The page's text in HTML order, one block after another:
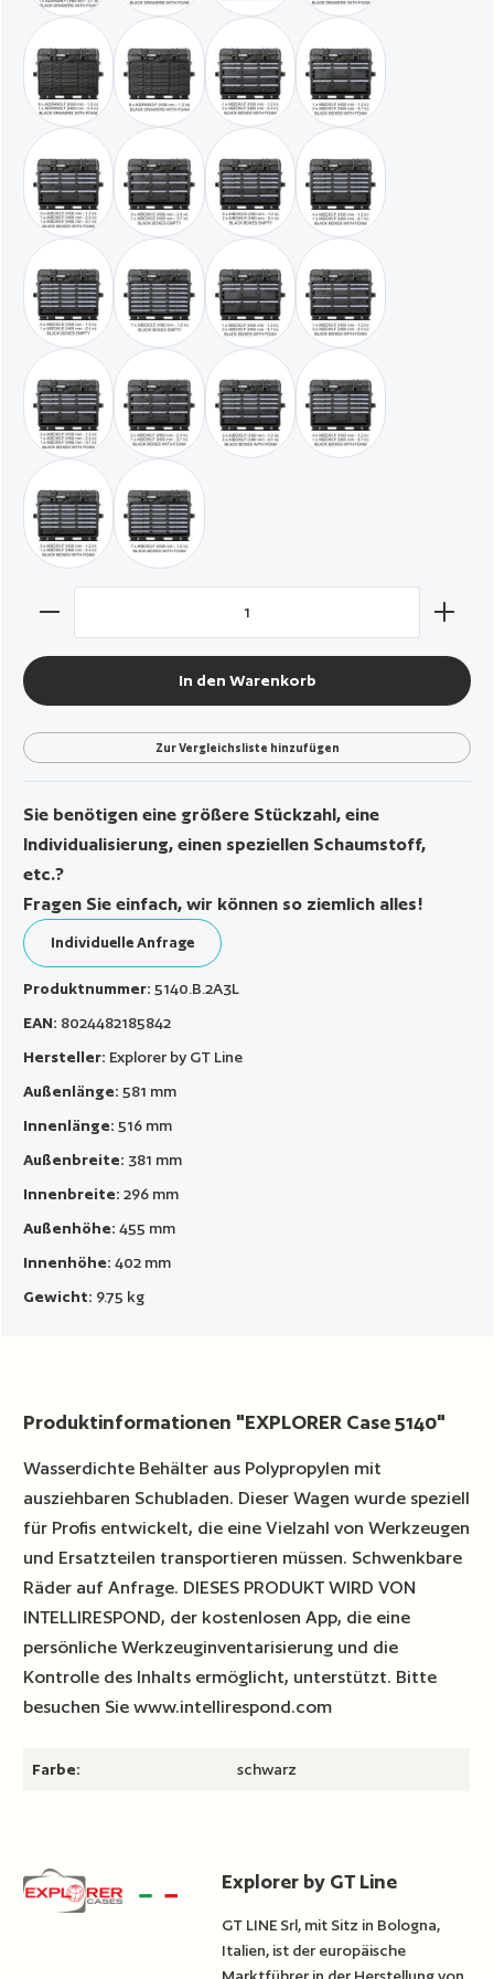
schwarz / mit 6 x AIDRAW3.F - 1 x AIDRAW6.F
schwarz / mit 8 x AIDRAW3.F
schwarz / mit 1 x AIBOX3.E - 3 x
schwarz / mit 1 x
schwarz / mit 2 x AIBOX3.E - 1 x AIBOX6.E - 1 x AIBOX9.E
schwarz / mit 2 x AIBOX6.E - 1 x AIBOX9.E
schwarz / mit 3 x AIBOX3.E - 2 x
schwarz / mit 4 x
schwarz / mit 5 x AIBOX3.E - 1 x AIBOX6.E
schwarz / mit 7 x AIBOX3.Eschwarz / mit 1 x AIBOX3.F - 2 x
schwarz / mit 1 x
schwarz / mit 2 x AIBOX3.F - 1 x AIBOX6.F - 1 x AIBOX9.F
schwarz / mit 2 x AIBOX6.F - 1 x AIBOX9.F
schwarz / mit 3 x AIBOX3.F - 2 x
schwarz / mit 4 x
schwarz / mit 5 x AIBOX3.F - 1 x AIBOX6.F
schwarz / mit 7 x AIBOX3.F
Produkt Anzahl: Gib den gewünschten Wert ein oder
In den Warenkorb
Zur Vergleichsliste hinzufügen
Sie benötigen eine größere Stückzahl, eine
Individualisierung, einen speziellen Schaumstoff,
etc.?
Fragen Sie einfach, wir können so ziemlich alles!
Individuelle Anfrage
Produktnummer: 5140.B.2A3L
EAN: 8024482185842
Hersteller: Explorer by GT Line
Außenlänge: 581 mm
Innenlänge: 516 mm
Außenbreite: 381 mm
Innenbreite:296 mm
Außenhöhe:455 mm
Innenhöhe:402 mm
Gewicht: 9.75 kg
Produktinformationen "EXPLORER Case 5140"
Wasserdichte Behälter aus Polypropylen mit
ausziehbaren Schubladen. Dieser Wagen wurde speziell
für Profis entwickelt, die eine Vielzahl von Werkzeugen
und Ersatzteilen transportieren müssen. Schwenkbare
Räder auf Anfrage. DIESES PRODUKT WIRD VON
INTELLIRESPOND, der kostenlosen App, die eine
persönliche Werkzeuginventarisierung und die
Kontrolle des Inhalts ermöglicht, unterstützt. Bitte
besuchen Sie www.intellirespond.com
Farbe: schwarz
Explorer by GT Line
GT LINE Srl, mit Sitz in Bologna,
Italien, ist der europäische
Marktführer in der Herstellung von